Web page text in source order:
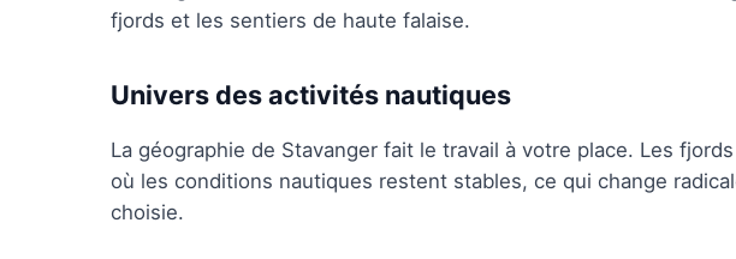
fjords et les sentiers de haute falaise.
Univers des activités nautiques
La géographie de Stavanger fait le travail à votre place. Les
où les conditions nautiques restent stables, ce qui change
choisie.